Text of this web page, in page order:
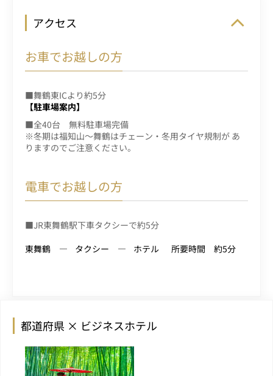
アクセス
お車でお越しの方
■舞鶴東ICより約5分
【駐車場案内】
■全40台 無料駐車場完備
※冬期は福知山～舞鶴はチェーン・冬用タイヤ規制が あ
りますのでご注意ください。
電車でお越しの方
■JR東舞鶴駅下車タクシーで約5分
東舞鶴
タクシー ホテル 所要時間 約5分
都道府県 × ビジネスホテル